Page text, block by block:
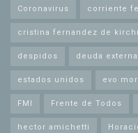
Coronavirus corriente
cristina fernandez de
despidos deuda externa
estados unidos evo
FMI Frente de Todos
hector amichetti